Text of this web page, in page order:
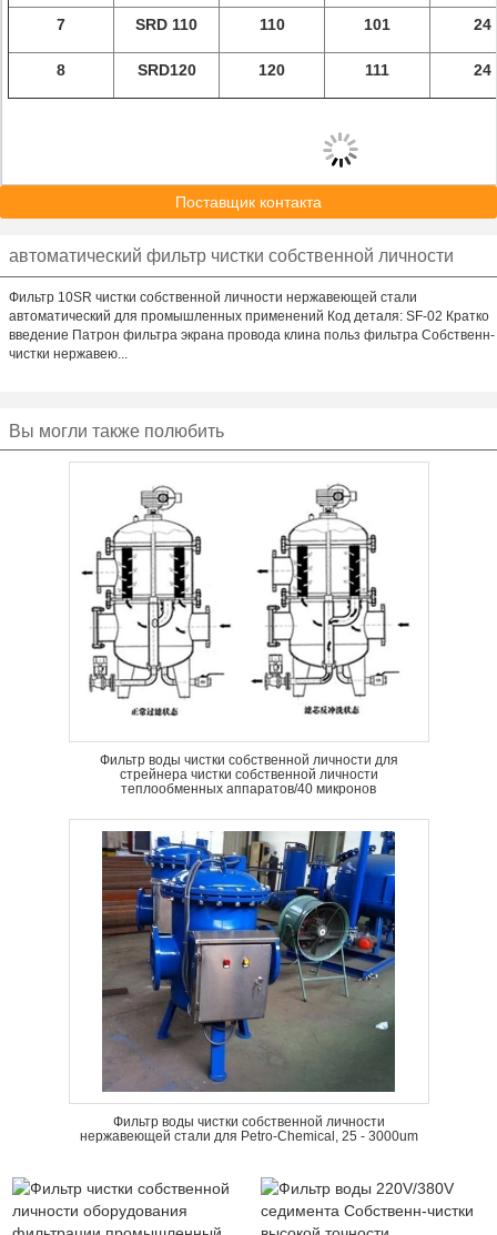
7 SRD 110 110 101 24
8 SRD120 120 111 24
Поставщик контакта
автоматический фильтр чистки собственной личности
Фильтр 10SR чистки собственной личности нержавеющей стали
автоматический для промышленных применений Код деталя: SF-02 Кратко
введение Патрон фильтра экрана провода клина польз фильтра Собственн-
чистки нержавею...
Вы могли также полюбить
Фильтр воды чистки собственной личности для
стрейнера чистки собственной личности
теплообменных аппаратов/40 микронов
Фильтр воды чистки собственной личности
нержавеющей стали для Petro-Chemical, 25 - 3000um